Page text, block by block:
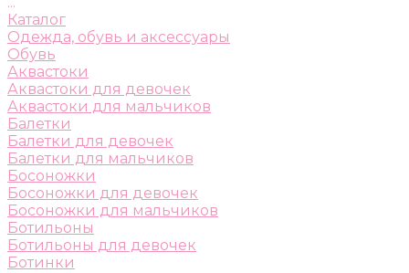
Каталог
Одежда, обувь и аксессуары
Обувь
Аквастоки
Аквастоки для девочек
Аквастоки для мальчиков
Балетки
Балетки для девочек
Балетки для мальчиков
Босоножки
Босоножки для девочек
Босоножки для мальчиков
Ботильоны
Ботильоны для девочек
Ботинки